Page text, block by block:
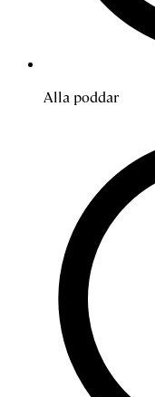
Alla poddar